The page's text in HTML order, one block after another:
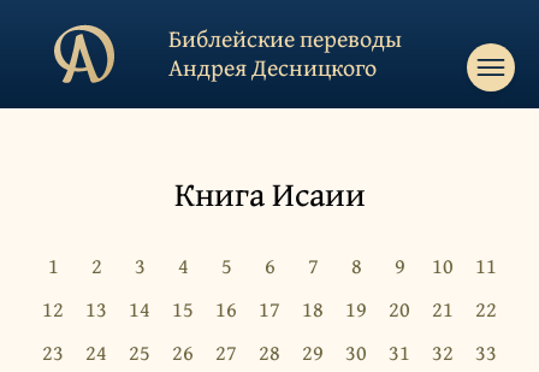
Библейские переводы
Андрея Десницкого
Книга Исаии
1 2 3 4 5 6 7 8 9 10
11
12
13 14 15 16 17 18 19 20 21
22
23
24 25 26 27 28 29 30 31 32
33